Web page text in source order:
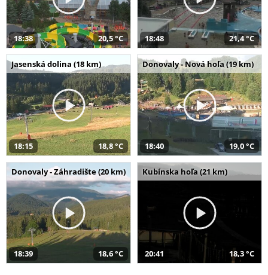
18:38 20,5 °C 18:48 21,4 °C
Jasenská dolina (18 km)
18:15 18,8 °C
Donovaly - Nová hoľa (19 km)
18:40 19,0 °C
Donovaly - Záhradište (20 km)
18:39 18,6 °C
Kubínska hoľa (21 km)
20:41 18,3 °C